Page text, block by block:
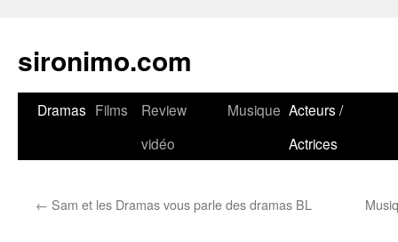
sironimo.com
Aller
Dramas Films
Review
vidéo
Musique Acteurs /
Actrices
← Sam et les Dramas vous parle des dramas BL